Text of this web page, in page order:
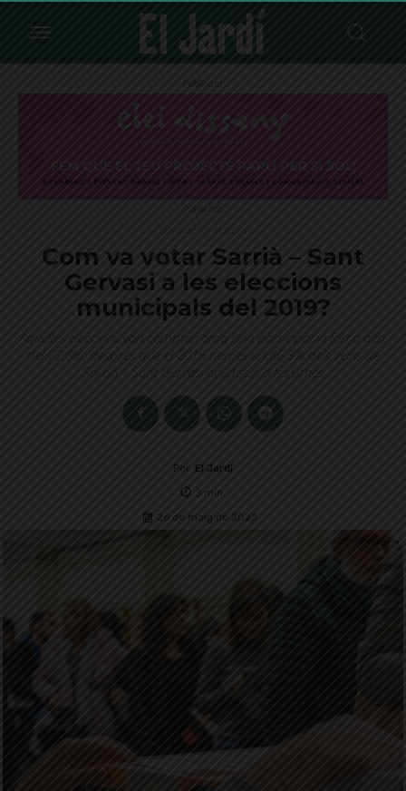
Publicitat
Publicitat
Com va votar Sarrià – Sant
Gervasi a les eleccions
municipals del 2019?
Aquelles eleccions van comptar amb una participació força alta,
del 72,5%, després que el 2015 només un 66,3% dels veïns de
Sarrià – Sant Gervasi acudissin a les urnes
Per El Jardí
3 min.
26 de maig de 2023